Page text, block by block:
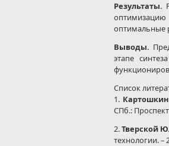
Результаты.
оптимизацию
оптимальные
Выводы.
этапе
Список
1.
СПб.:
2.Тверской
технологии. –